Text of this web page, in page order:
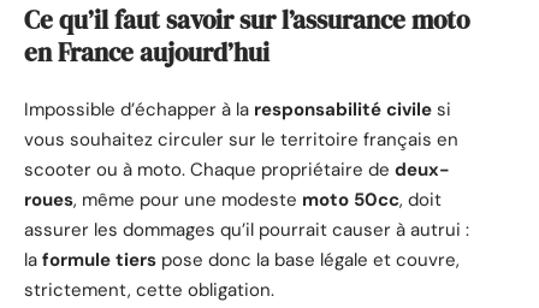
Ce qu’il faut savoir sur l’assurance moto
en France aujourd’hui
Impossible d’échapper à la responsabilité civile si
vous souhaitez circuler sur le territoire français en
scooter ou à moto. Chaque propriétaire de deux-
roues, même pour une modeste moto 50cc, doit
assurer les dommages qu’il pourrait causer à autrui :
la formule tiers pose donc la base légale et couvre,
strictement, cette obligation.